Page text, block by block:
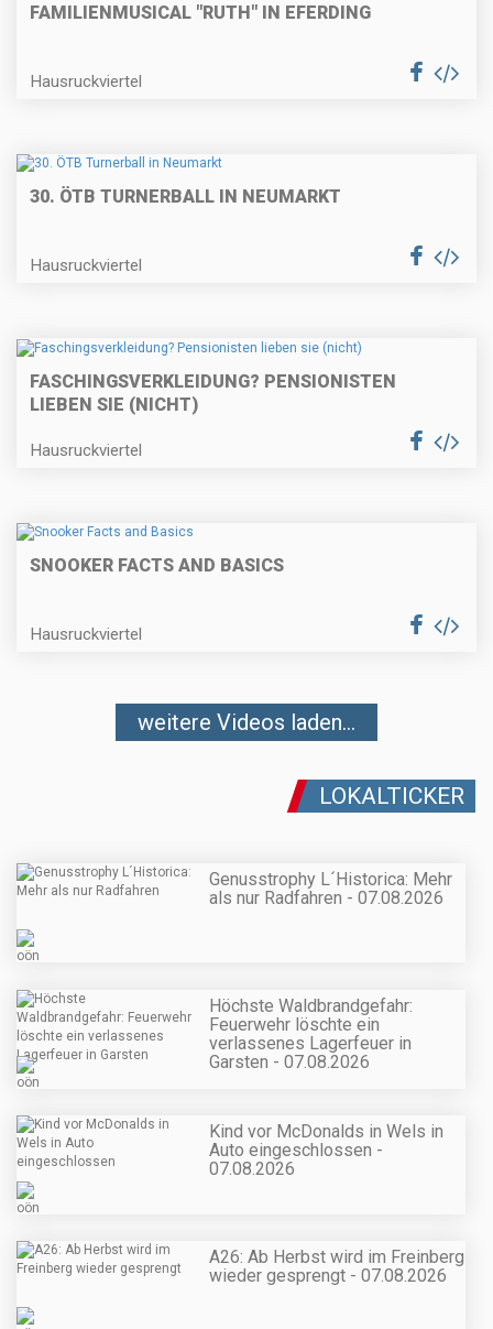
FAMILIENMUSICAL "RUTH" IN EFERDING
Hausruckviertel
30. ÖTB TURNERBALL IN NEUMARKT
Hausruckviertel
FASCHINGSVERKLEIDUNG? PENSIONISTEN
LIEBEN SIE (NICHT)
Hausruckviertel
SNOOKER FACTS AND BASICS
Hausruckviertel
weitere Videos laden...
LOKALTICKER
Genusstrophy L´Historica: Mehr
als nur Radfahren - 07.08.2026
Höchste Waldbrandgefahr:
Feuerwehr löschte ein
verlassenes Lagerfeuer in
Garsten - 07.08.2026
Kind vor McDonalds in Wels in
Auto eingeschlossen -
07.08.2026
A26: Ab Herbst wird im Freinberg
wieder gesprengt - 07.08.2026